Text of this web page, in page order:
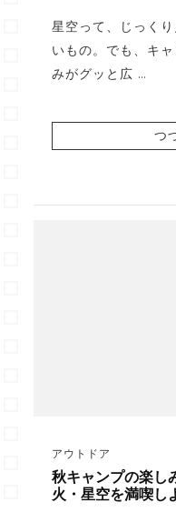
星空って、じっく
いもの。でも、キ
みがグッと広 …
つ
アウトドア
秋キャンプの楽し
火・星空を満喫し